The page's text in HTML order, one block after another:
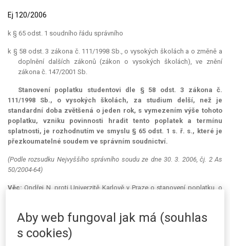
Ej 120/2006
k § 65 odst. 1 soudního řádu správního
k § 58 odst. 3 zákona č. 111/1998 Sb., o vysokých školách a o změně a
doplnění dalších zákonů (zákon o vysokých školách), ve znění
zákona č. 147/2001 Sb.
Stanovení poplatku studentovi dle § 58 odst. 3 zákona č.
111/1998 Sb., o vysokých školách, za studium delší, než je
standardní doba zvětšená o jeden rok, s vymezením výše tohoto
poplatku, vzniku povinnosti hradit tento poplatek a termínu
splatnosti, je rozhodnutím ve smyslu § 65 odst. 1 s. ř. s., které je
přezkoumatelné soudem ve správním soudnictví.
(Podle rozsudku Nejvyššího správního soudu ze dne 30. 3. 2006, čj. 2 As
50/2004-64)
Věc: Ondřej N. proti Univerzitě Karlově v Praze o stanovení poplatku, o
Žalobou podanou u Městského soudu v Praze se žalobce domáhal
zrušení "Vyrozumění o vzniku povinnosti platby poplatku spojeného se
studiem". Městský soud v Praze usnesením ze dne 30. 3. 2004 tuto
Aby web fungoval jak má (souhlas
s cookies)